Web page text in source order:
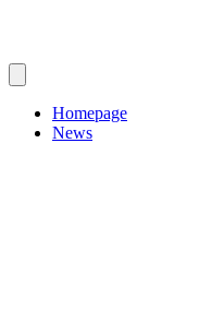
Homepage
News